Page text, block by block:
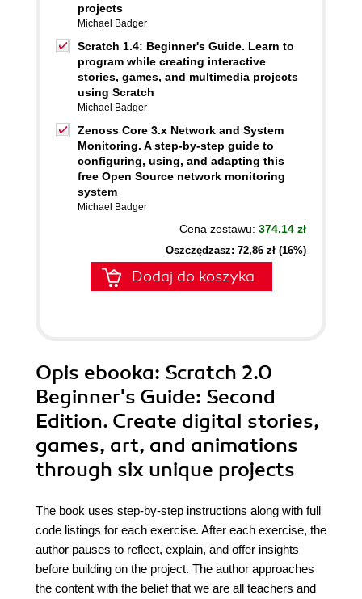
projects
Michael Badger
Scratch 1.4: Beginner's Guide. Learn to
program while creating interactive
stories, games, and multimedia projects
using Scratch
Michael Badger
Zenoss Core 3.x Network and System
Monitoring. A step-by-step guide to
configuring, using, and adapting this
free Open Source network monitoring
system
Michael Badger
Cena zestawu: 374.14 zł
Oszczędzasz: 72,86 zł (16%)
Dodaj do koszyka
Opis ebooka: Scratch 2.0
Beginner's Guide: Second
Edition. Create digital stories,
games, art, and animations
through six unique projects
The book uses step-by-step instructions along with full
code listings for each exercise. After each exercise, the
author pauses to reflect, explain, and offer insights
before building on the project. The author approaches
the content with the belief that we are all teachers and